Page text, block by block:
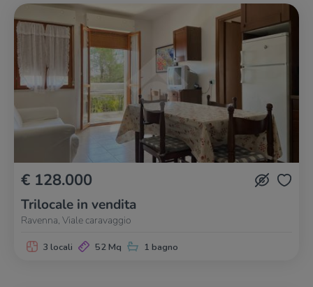
€ 128.000
Trilocale in vendita
Ravenna, Viale caravaggio
3 locali 52 Mq 1 bagno